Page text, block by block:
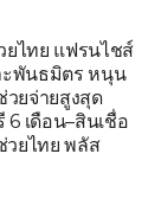
ยไทย แฟรนไชส์
ะพันธมิตร หนุน
ยจ่ายสูงสุด
เดือน–สินเชื่อ
วยไทย พลัส